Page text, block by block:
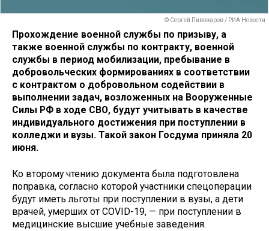
© Сергей Пивоваров / РИА Новости
Прохождение военной службы по призыву, а
также военной службы по контракту, военной
службы в период мобилизации, пребывание в
добровольческих формированиях в соответствии
с контрактом о добровольном содействии в
выполнении задач, возложенных на Вооруженные
Силы РФ в ходе СВО, будут учитывать в качестве
индивидуального достижения при поступлении в
колледжи и вузы. Такой закон Госдума приняла 20
июня.
Ко второму чтению документа была подготовлена
поправка, согласно которой участники спецоперации
будут иметь льготы при поступлении в вузы, а дети
врачей, умерших от COVID-19, — при поступлении в
медицинские высшие учебные заведения.